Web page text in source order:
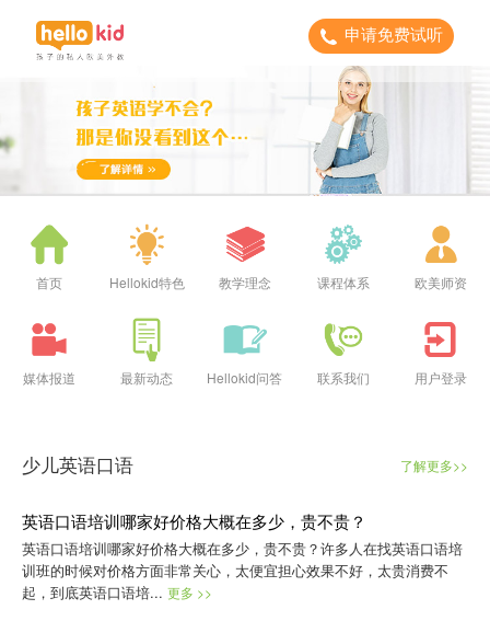
申请免费试听
首页 Hellokid特色 教学理念 课程体系 欧美师资
媒体报道 最新动态 Hellokid问答 联系我们 用户登录
少儿英语口语 了解更多>>
英语口语培训哪家好价格大概在多少，贵不贵？
英语口语培训哪家好价格大概在多少，贵不贵？许多人在找英语口语培
训班的时候对价格方面非常关心，太便宜担心效果不好，太贵消费不
起，到底英语口语培... 更多 >>